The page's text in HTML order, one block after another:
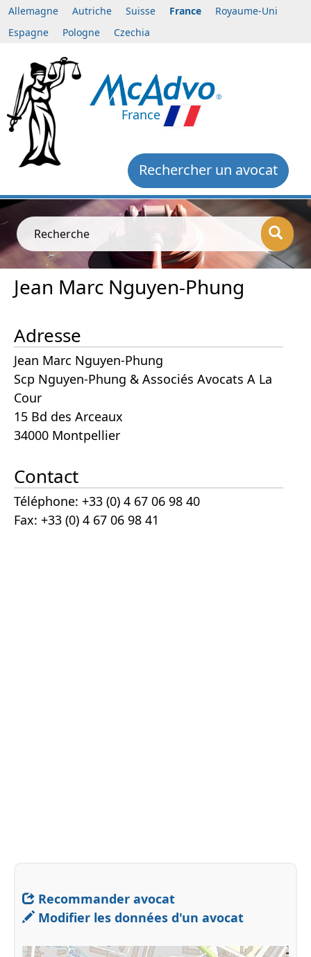
Allemagne Autriche Suisse France
Royaume-Uni
Espagne
Pologne Czechia
France
Rechercher un avocat
Recherche
Jean Marc Nguyen-Phung
Adresse
Jean Marc Nguyen-Phung
Scp Nguyen-Phung & Associés Avocats A La
Cour
15 Bd des Arceaux
34000 Montpellier
Contact
Téléphone: +33 (0) 4 67 06 98 40
Fax: +33 (0) 4 67 06 98 41
Recommander avocat
Modifier les données d'un avocat